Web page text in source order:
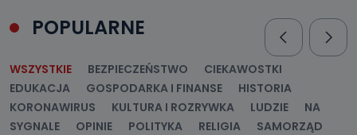
POPULARNE
WSZYSTKIE BEZPIECZEŃSTWO
CIEKAWOSTKI
EDUKACJA
GOSPODARKA I FINANSE
HISTORIA
KORONAWIRUS
KULTURA I ROZRYWKA LUDZIE
NA
SYGNALE
OPINIE POLITYKA RELIGIA
SAMORZĄD